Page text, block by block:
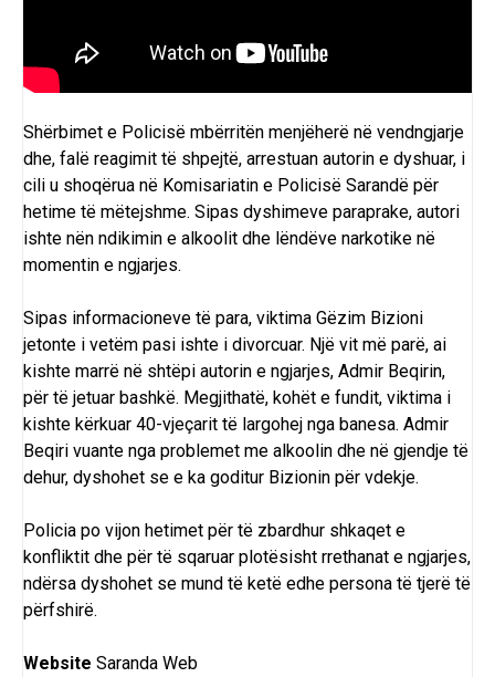
Shërbimet e Policisë mbërritën menjëherë në vendngjarje
dhe, falë reagimit të shpejtë, arrestuan autorin e dyshuar, i
cili u shoqërua në Komisariatin e Policisë Sarandë për
hetime të mëtejshme. Sipas dyshimeve paraprake, autori
ishte nën ndikimin e alkoolit dhe lëndëve narkotike në
momentin e ngjarjes.
Sipas informacioneve të para, viktima Gëzim Bizioni
jetonte i vetëm pasi ishte i divorcuar. Një vit më parë, ai
kishte marrë në shtëpi autorin e ngjarjes, Admir Beqirin,
për të jetuar bashkë. Megjithatë, kohët e fundit, viktima i
kishte kërkuar 40-vjeçarit të largohej nga banesa. Admir
Beqiri vuante nga problemet me alkoolin dhe në gjendje të
dehur, dyshohet se e ka goditur Bizionin për vdekje.
Policia po vijon hetimet për të zbardhur shkaqet e
konfliktit dhe për të sqaruar plotësisht rrethanat e ngjarjes,
ndërsa dyshohet se mund të ketë edhe persona të tjerë të
përfshirë.
Website Saranda Web